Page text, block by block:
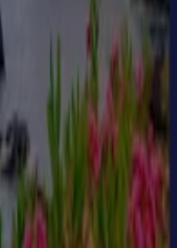
Angeboten
für Sie